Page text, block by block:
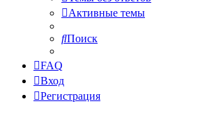
Активные темы
Поиск
FAQ
Вход
Регистрация